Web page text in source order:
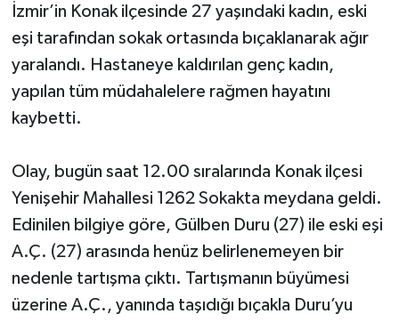
İzmir’in Konak ilçesinde 27 yaşındaki kadın, eski
eşi tarafından sokak ortasında bıçaklanarak ağır
yaralandı. Hastaneye kaldırılan genç kadın,
yapılan tüm müdahalelere rağmen hayatını
kaybetti.
Olay, bugün saat 12.00 sıralarında Konak ilçesi
Yenişehir Mahallesi 1262 Sokakta meydana geldi.
Edinilen bilgiye göre, Gülben Duru (27) ile eski eşi
A.Ç. (27) arasında henüz belirlenemeyen bir
nedenle tartışma çıktı. Tartışmanın büyümesi
üzerine A.Ç., yanında taşıdığı bıçakla Duru’yu